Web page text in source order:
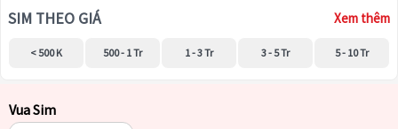
SIM THEO GIÁ Xem thêm
< 500 K 500 - 1 Tr 1 - 3 Tr 3 - 5 Tr 5 - 10 Tr
Vua Sim